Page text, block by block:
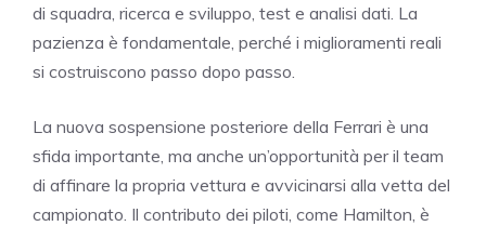
di squadra, ricerca e sviluppo, test e analisi dati. La
pazienza è fondamentale, perché i miglioramenti reali
si costruiscono passo dopo passo.
La nuova sospensione posteriore della Ferrari è una
sfida importante, ma anche un’opportunità per il team
di affinare la propria vettura e avvicinarsi alla vetta del
campionato. Il contributo dei piloti, come Hamilton, è